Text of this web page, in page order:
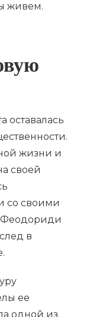
живем.
оставалась
жизни и
своей
со своими
Феодориди
в
ее
одной из